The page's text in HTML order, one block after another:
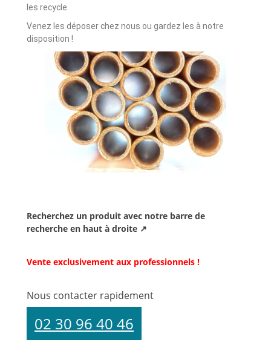
les recycle.
Venez les déposer chez nous ou gardez les à notre
disposition !
Recherchez un produit avec notre barre de
recherche en haut à droite ↗
Vente exclusivement aux professionnels !
Nous contacter rapidement
02 30 96 40 46